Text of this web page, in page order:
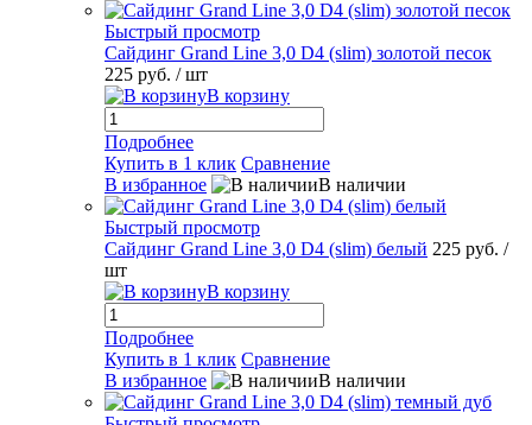
Быстрый просмотр
Сайдинг Grand Line 3,0 D4 (slim) золотой песок
225 руб. / шт
В корзину
Подробнее
Купить в 1 клик Сравнение
В избранное
В наличии
Быстрый просмотр
Сайдинг Grand Line 3,0 D4 (slim) белый 225 руб. /
шт
В корзину
Подробнее
Купить в 1 клик Сравнение
В избранное
В наличии